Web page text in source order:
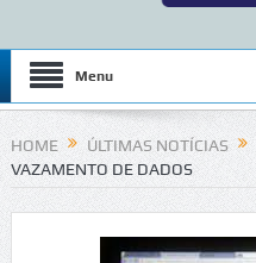
Menu
HOME ÚLTIMAS NOTÍCIAS
VAZAMENTO DE DADOS